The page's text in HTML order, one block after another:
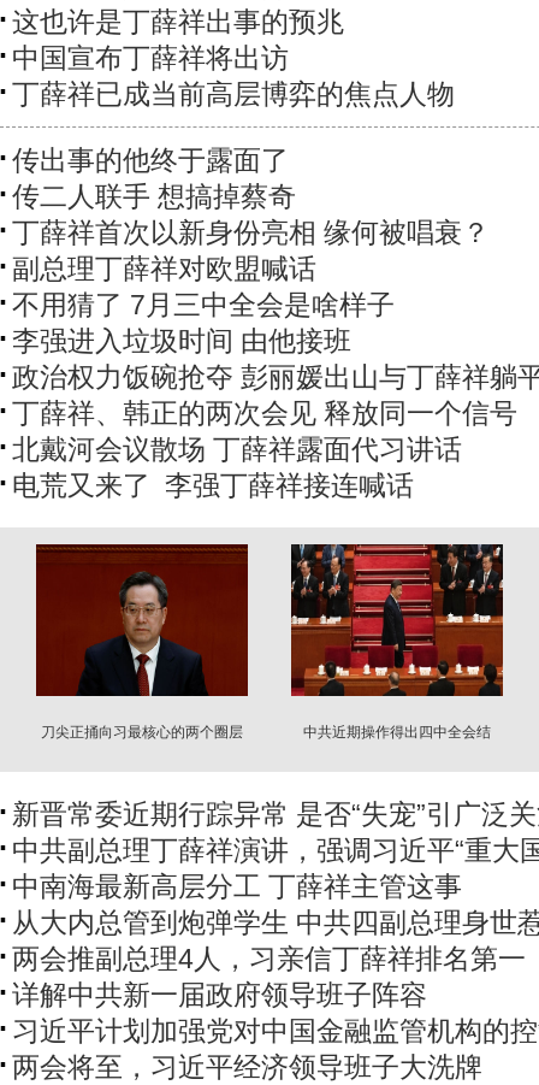
这也许是丁薛祥出事的预兆
中国宣布丁薛祥将出访
丁薛祥已成当前高层博弈的焦点人物
传出事的他终于露面了
传二人联手 想搞掉蔡奇
丁薛祥首次以新身份亮相 缘何被唱衰？
副总理丁薛祥对欧盟喊话
不用猜了 7月三中全会是啥样子
李强进入垃圾时间 由他接班
政治权力饭碗抢夺 彭丽媛出山与丁薛祥躺
丁薛祥、韩正的两次会见 释放同一个信号
北戴河会议散场 丁薛祥露面代习讲话
电荒又来了 ​ 李强丁薛祥接连喊话
刀尖正捅向习最核心的两个圈层
中共近期操作得出四中全会结
新晋常委近期行踪异常 是否“失宠”引广泛
中共副总理丁薛祥演讲，强调习近平“重大
中南海最新高层分工 丁薛祥主管这事
从大内总管到炮弹学生 中共四副总理身世
两会推副总理4人，习亲信丁薛祥排名第一
详解中共新一届政府领导班子阵容
习近平计划加强党对中国金融监管机构的
两会将至，习近平经济领导班子大洗牌